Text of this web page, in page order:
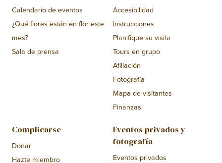
Calendario de eventos
¿Qué flores están en flor este
mes?
Sala de prensa
Accesibilidad
Instrucciones
Planifique su visita
Tours en grupo
Afiliación
Fotografía
Mapa de visitantes
Finanzas
Complicarse
Donar
Hazte miembro
Eventos privados y
fotografía
Eventos privados